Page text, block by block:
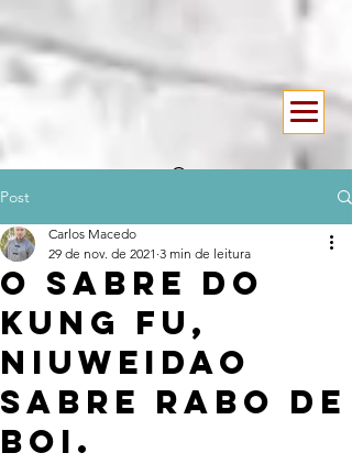
Post
O Sabre do
Kung Fu,
Niuweidao
Sabre Rabo de
Boi.
Carlos Macedo
29 de nov. de 2021 3 min de leitura